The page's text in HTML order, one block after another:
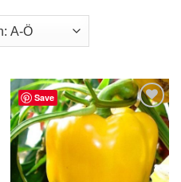
Save
lägg till
favoriter